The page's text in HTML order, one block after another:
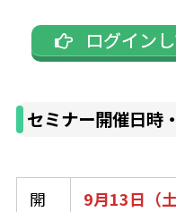
ログイン
セミナー開催日時
開
9月13日（